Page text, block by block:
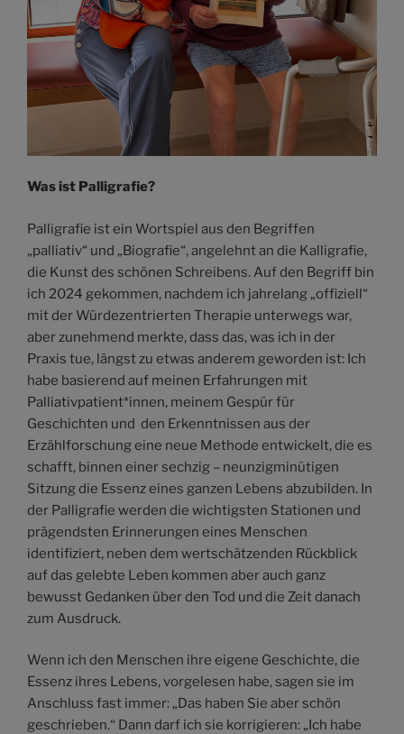
Was ist Palligrafie?
Palligrafie ist ein Wortspiel aus den Begriffen
„palliativ“ und „Biografie“, angelehnt an die Kalligrafie,
die Kunst des schönen Schreibens. Auf den Begriff bin
ich 2024 gekommen, nachdem ich jahrelang „offiziell“
mit der Würdezentrierten Therapie unterwegs war,
aber zunehmend merkte, dass das, was ich in der
Praxis tue, längst zu etwas anderem geworden ist: Ich
habe basierend auf meinen Erfahrungen mit
Palliativpatient*innen, meinem Gespür für
Geschichten und den Erkenntnissen aus der
Erzählforschung eine neue Methode entwickelt, die es
schafft, binnen einer sechzig – neunzigminütigen
Sitzung die Essenz eines ganzen Lebens abzubilden. In
der Palligrafie werden die wichtigsten Stationen und
prägendsten Erinnerungen eines Menschen
identifiziert, neben dem wertschätzenden Rückblick
auf das gelebte Leben kommen aber auch ganz
bewusst Gedanken über den Tod und die Zeit danach
zum Ausdruck.
Wenn ich den Menschen ihre eigene Geschichte, die
Essenz ihres Lebens, vorgelesen habe, sagen sie im
Anschluss fast immer: „Das haben Sie aber schön
geschrieben.“ Dann darf ich sie korrigieren: „Ich habe